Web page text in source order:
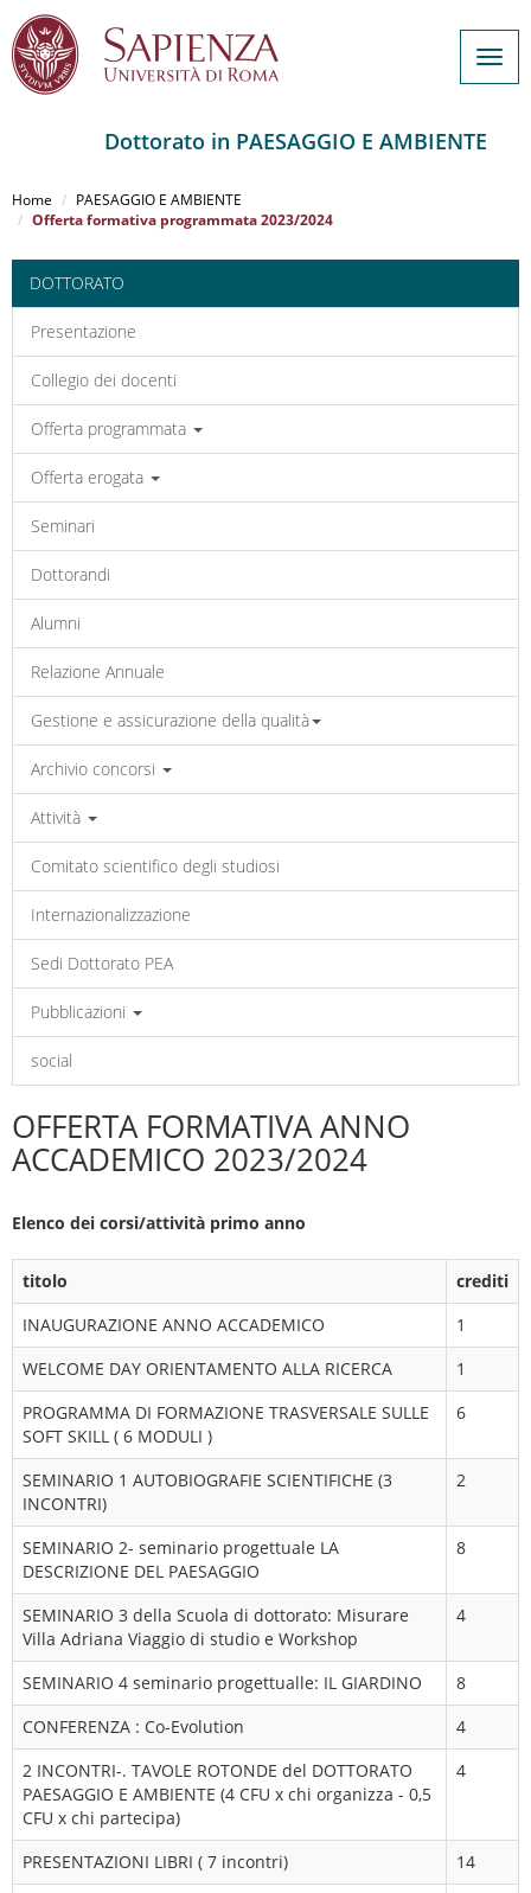
al
contenuto
Dottorato in PAESAGGIO E AMBIENTE
Home
PAESAGGIO E AMBIENTE
Offerta formativa programmata 2023/2024
DOTTORATO
Presentazione
Collegio dei docenti
Offerta programmata
Offerta erogata
Seminari
Dottorandi
Alumni
Relazione Annuale
Gestione e assicurazione della qualità
Archivio concorsi
Attività
Comitato scientifico degli studiosi
Internazionalizzazione
Sedi Dottorato PEA
Pubblicazioni
social
OFFERTA FORMATIVA ANNO
ACCADEMICO 2023/2024
Elenco dei corsi/attività primo anno
titolo
crediti
INAUGURAZIONE ANNO ACCADEMICO
1
WELCOME DAY ORIENTAMENTO ALLA RICERCA
1
PROGRAMMA DI FORMAZIONE TRASVERSALE SULLE
SOFT SKILL ( 6 MODULI )
6
SEMINARIO 1 AUTOBIOGRAFIE SCIENTIFICHE (3
INCONTRI)
2
SEMINARIO 2- seminario progettuale LA
DESCRIZIONE DEL PAESAGGIO
8
SEMINARIO 3 della Scuola di dottorato: Misurare
Villa Adriana Viaggio di studio e Workshop
4
SEMINARIO 4 seminario progettualle: IL GIARDINO
8
CONFERENZA : Co-Evolution
4
2 INCONTRI-. TAVOLE ROTONDE del DOTTORATO
PAESAGGIO E AMBIENTE (4 CFU x chi organizza - 0,5
CFU x chi partecipa)
4
PRESENTAZIONI LIBRI ( 7 incontri)
14